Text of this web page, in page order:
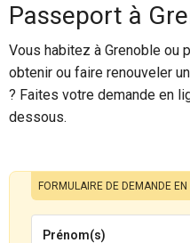
Passeport à
Vous habitez à Grenoble ou
obtenir ou faire renouveler
? Faites votre demande en
dessous.
FORMULAIRE DE DEMANDE EN
Prénom(s)